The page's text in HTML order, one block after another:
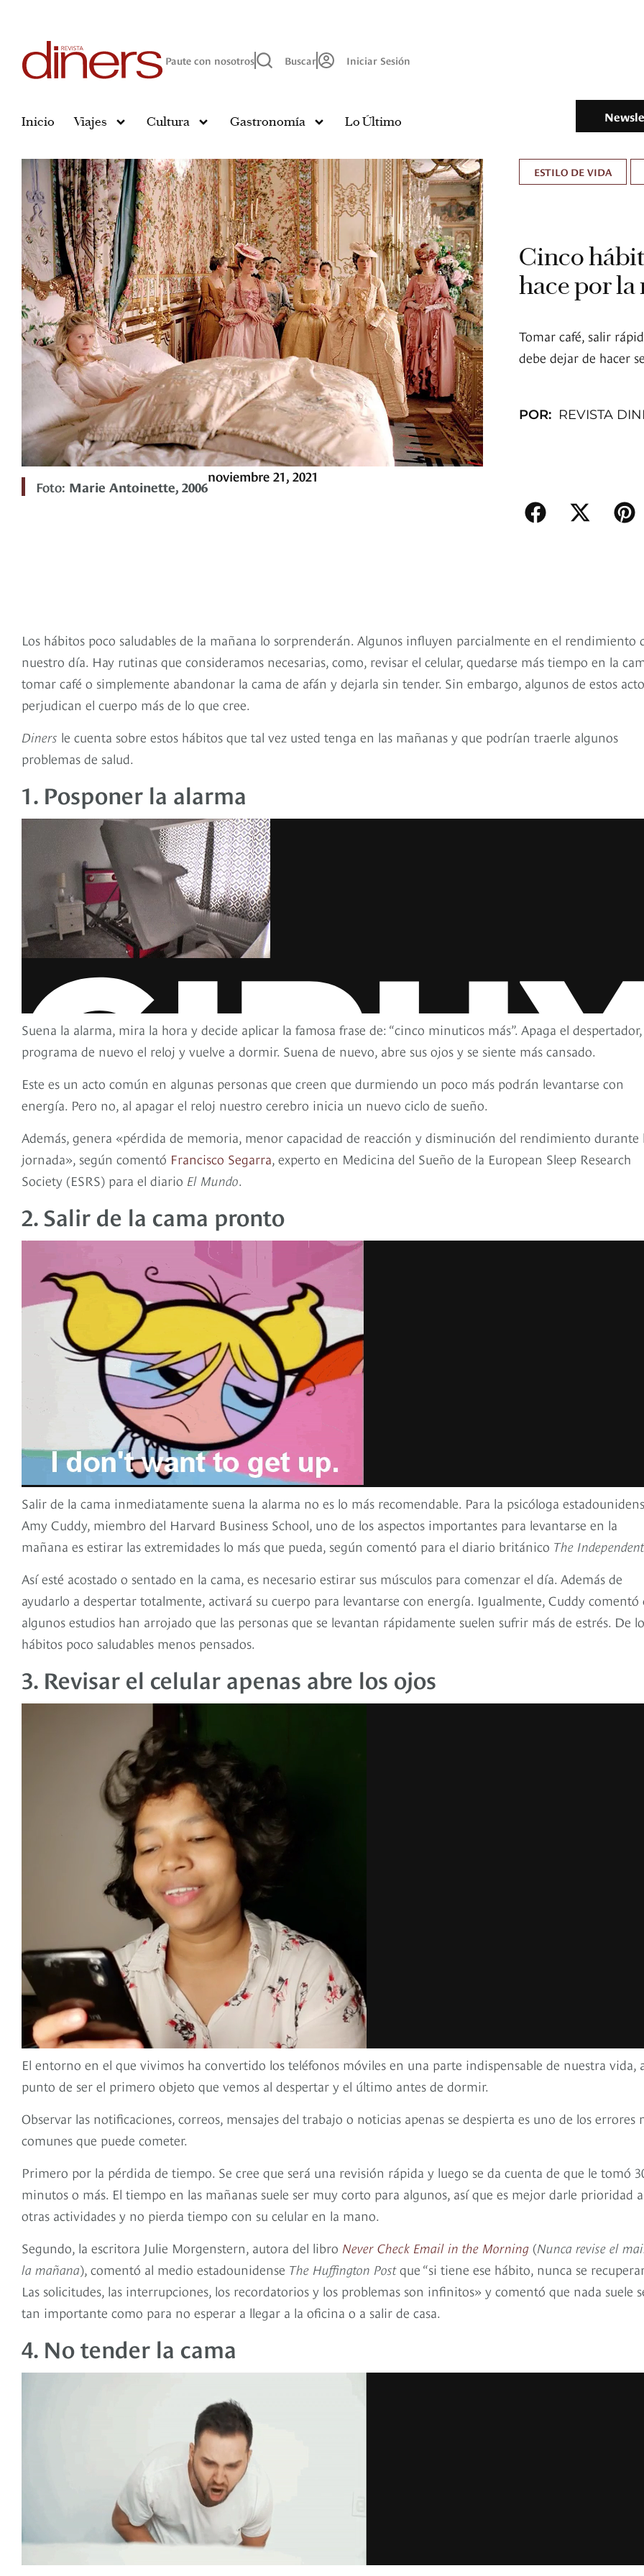
Paute con nosotros Buscar Iniciar Sesión
Inicio Viajes Cultura Gastronomía Lo Último
Foto: Marie Antoinette, 2006
noviembre 21, 2021
ESTILO DE VIDA
Cinco
hace por la
Tomar café, salir
debe dejar de hacer
POR: REVISTA
Los hábitos poco saludables de la mañana lo sorprenderán. Algunos influyen parcialmente en el rendimiento
nuestro día. Hay rutinas que consideramos necesarias, como, revisar el celular, quedarse más tiempo en la
tomar café o simplemente abandonar la cama de afán y dejarla sin tender. Sin embargo, algunos de estos
perjudican el cuerpo más de lo que cree.
Diners le cuenta sobre estos hábitos que tal vez usted tenga en las mañanas y que podrían traerle algunos
problemas de salud.
1. Posponer la alarma
Suena la alarma, mira la hora y decide aplicar la famosa frase de: “cinco minuticos más”. Apaga el despertador,
programa de nuevo el reloj y vuelve a dormir. Suena de nuevo, abre sus ojos y se siente más cansado.
Este es un acto común en algunas personas que creen que durmiendo un poco más podrán levantarse con
energía. Pero no, al apagar el reloj nuestro cerebro inicia un nuevo ciclo de sueño.
Además, genera «pérdida de memoria, menor capacidad de reacción y disminución del rendimiento durante
jornada», según comentó Francisco Segarra, experto en Medicina del Sueño de la European Sleep Research
Society (ESRS) para el diario El Mundo.
2. Salir de la cama pronto
Salir de la cama inmediatamente suena la alarma no es lo más recomendable. Para la psicóloga
Amy Cuddy, miembro del Harvard Business School, uno de los aspectos importantes para levantarse en la
mañana es estirar las extremidades lo más que pueda, según comentó para el diario británico The
Así esté acostado o sentado en la cama, es necesario estirar sus músculos para comenzar el día. Además de
ayudarlo a despertar totalmente, activará su cuerpo para levantarse con energía. Igualmente, Cuddy comentó
algunos estudios han arrojado que las personas que se levantan rápidamente suelen sufrir más de estrés. De
hábitos poco saludables menos pensados.
3. Revisar el celular apenas abre los ojos
El entorno en el que vivimos ha convertido los teléfonos móviles en una parte indispensable de nuestra vida,
punto de ser el primero objeto que vemos al despertar y el último antes de dormir.
Observar las notificaciones, correos, mensajes del trabajo o noticias apenas se despierta es uno de los errores
comunes que puede cometer.
Primero por la pérdida de tiempo. Se cree que será una revisión rápida y luego se da cuenta de que le tomó
minutos o más. El tiempo en las mañanas suele ser muy corto para algunos, así que es mejor darle prioridad a
otras actividades y no pierda tiempo con su celular en la mano.
Segundo, la escritora Julie Morgenstern, autora del libro Never Check Email in the Morning (Nunca revise el
la mañana), comentó al medio estadounidense The Huffington Postque “si tiene ese hábito, nunca se
Las solicitudes, las interrupciones, los recordatorios y los problemas son infinitos» y comentó que nada suele
tan importante como para no esperar a llegar a la oficina o a salir de casa.
4. No tender la cama